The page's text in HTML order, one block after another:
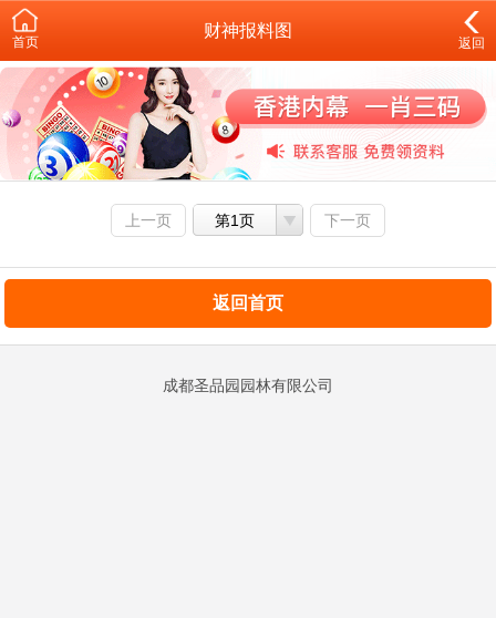
首页
财神报料图
返回
上一页 第1页 下一页
返回首页
成都圣品园园林有限公司